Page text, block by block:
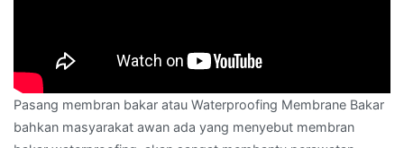
Pasang membran bakar atau Waterproofing Membrane Bakar
bahkan masyarakat awan ada yang menyebut membran